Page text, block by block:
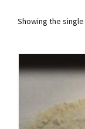
Showing the